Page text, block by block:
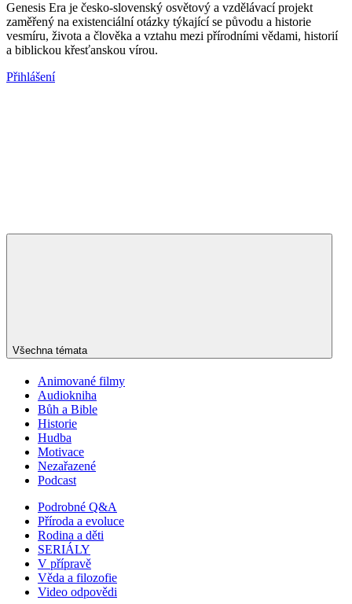
Genesis Era je česko-slovenský osvětový a vzdělávací projekt
zaměřený na existenciální otázky týkající se původu a historie
vesmíru, života a člověka a vztahu mezi přírodními vědami, historií
a biblickou křesťanskou vírou.
Přihlášení
Všechna témata
Animované filmy
Audiokniha
Bůh a Bible
Historie
Hudba
Motivace
Nezařazené
Podcast
Podrobné Q&A
Příroda a evoluce
Rodina a děti
SERIÁLY
V přípravě
Věda a filozofie
Video odpovědi